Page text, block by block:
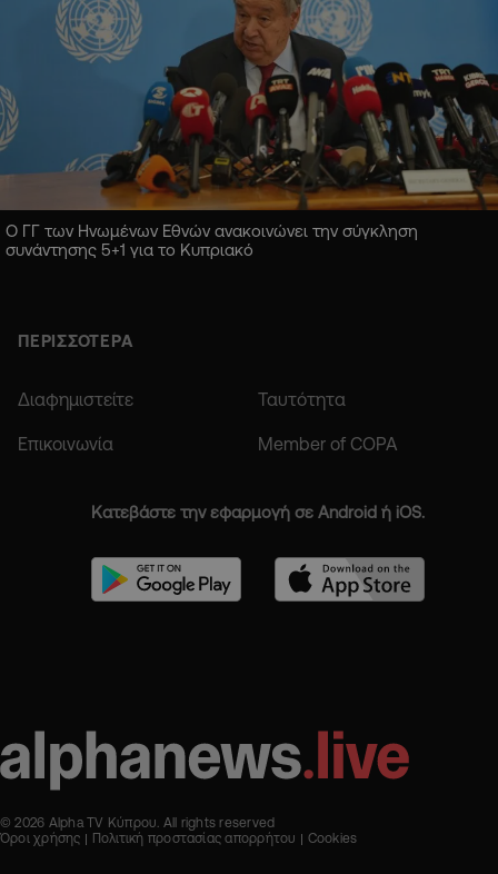
Ο ΓΓ των Ηνωμένων Εθνών ανακοινώνει την σύγκληση
συνάντησης 5+1 για το Κυπριακό
ΠΕΡΙΣΣΟΤΕΡΑ
Διαφημιστείτε Ταυτότητα
Επικοινωνία Member of COPA
Κατεβάστε την εφαρμογή σε Android ή iOS.
© 2026 Alpha TV Κύπρου. All rights reserved
Όροι χρήσης
Πολιτική προστασίας απορρήτου Cookies